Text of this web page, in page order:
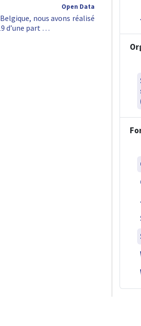
Open Data
nous avons réalisé
d’une part …